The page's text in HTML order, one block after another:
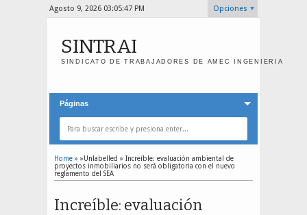
Agosto 9, 2026 03:05:47 PM Opciones
SINTRAI
SINDICATO DE TRABAJADORES DE AMEC INGENIERIA
Páginas
Home » »Unlabelled » Increíble: evaluación ambiental de
proyectos inmobiliarios no será obligatoria con el nuevo
reglamento del SEA
Increíble: evaluación